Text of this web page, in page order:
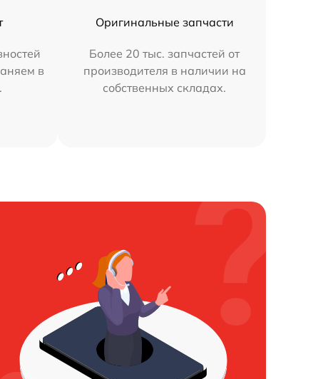
в
Оригинальные запчасти
Более 20 тыс. запчастей от
производителя в наличии на
собственных складах.